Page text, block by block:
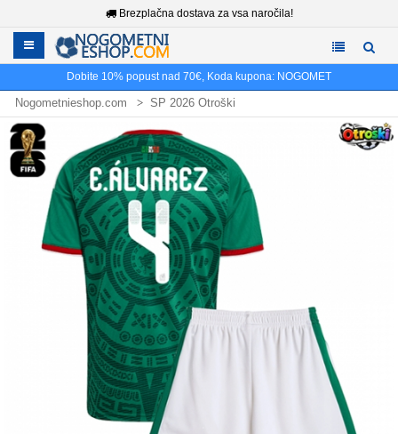
Brezplačna dostava za vsa naročila!
Dobite 10% popust nad 70€, Koda kupona: NOGOMET
Nogometnieshop.com
SP 2026 Otroški
Mehika SP 2026 Otroški